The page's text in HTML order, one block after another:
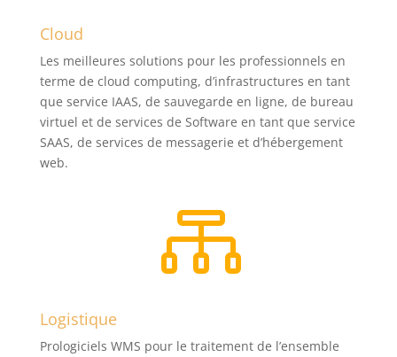
Cloud
Les meilleures solutions pour les professionnels en
terme de cloud computing, d’infrastructures en tant
que service IAAS, de sauvegarde en ligne, de bureau
virtuel et de services de Software en tant que service
SAAS, de services de messagerie et d’hébergement
web.

Logistique
Prologiciels WMS pour le traitement de l’ensemble